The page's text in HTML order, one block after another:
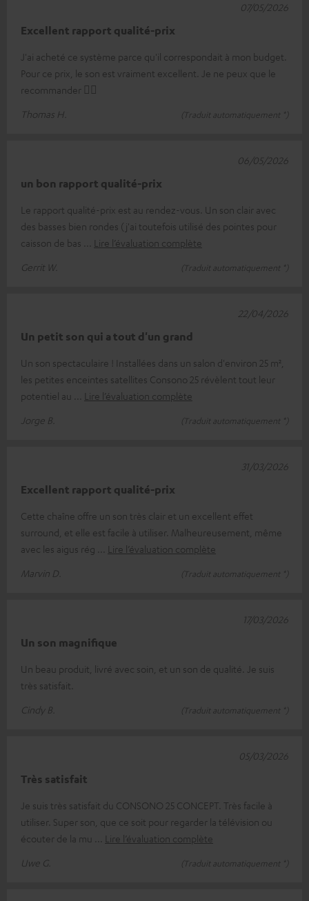
Excellent rapport qualité-prix
J'ai acheté ce système parce qu'il correspondait à mon budget.
Pour ce prix, le son est vraiment excellent. Je ne peux que le
recommander 👍🏻
Thomas H.
(Traduit automatiquement *)
07/05/2026
un bon rapport qualité-prix
Le rapport qualité-prix est au rendez-vous. Un son clair avec
des basses bien rondes (j'ai toutefois utilisé des pointes pour
caisson de bas
Lire l’évaluation complète
Gerrit W.
(Traduit automatiquement *)
06/05/2026
Un petit son qui a tout d'un grand
Un son spectaculaire ! Installées dans un salon d'environ 25 m²,
les petites enceintes satellites Consono 25 révèlent tout leur
potentiel au
Lire l’évaluation complète
Jorge B.
(Traduit automatiquement *)
22/04/2026
Excellent rapport qualité-prix
Cette chaîne offre un son très clair et un excellent effet
surround, et elle est facile à utiliser. Malheureusement, même
avec les aigus rég
Lire l’évaluation complète
Marvin D.
(Traduit automatiquement *)
31/03/2026
Un son magnifique
Un beau produit, livré avec soin, et un son de qualité. Je suis
très satisfait.
Cindy B.
(Traduit automatiquement *)
17/03/2026
Très satisfait
Je suis très satisfait du CONSONO 25 CONCEPT. Très facile à
utiliser. Super son, que ce soit pour regarder la télévision ou
écouter de la mu
Lire l’évaluation complète
Uwe G.
(Traduit automatiquement *)
05/03/2026